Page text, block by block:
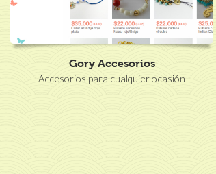
Gory Accesorios
Accesorios para cualquier ocasión